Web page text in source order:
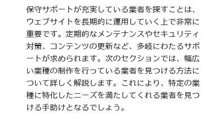
保守サポートが充実している業者を探すことは、
ウェブサイトを長期的に運用していく上で非常に
重要です。定期的なメンテナンスやセキュリティ
対策、コンテンツの更新など、多岐にわたるサポ
ートが求められます。次のセクションでは、幅広
い業種の制作を行っている業者を見つける方法に
ついて詳しく解説します。これにより、特定の業
種に特化したニーズを満たしてくれる業者を見つ
ける手助けとなるでしょう。